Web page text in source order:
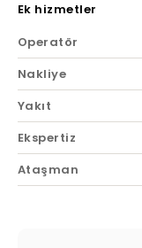
Ek hizmetler
Operatör
Nakliye
Yakıt
Ekspertiz
Ataşman